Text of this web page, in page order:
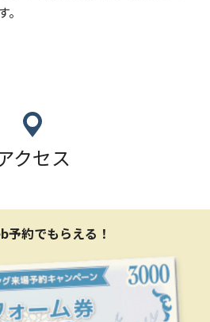
クセス
予約でもらえる！